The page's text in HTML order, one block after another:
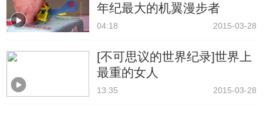
年纪最大的机翼漫步者
04:18 2015-03-28
[不可思议的世界纪录]世界上
最重的女人
13:35 2015-03-28